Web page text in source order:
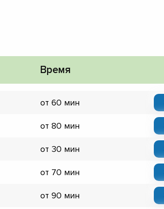
Время
от 60 мин
от 80 мин
от 30 мин
от 70 мин
от 90 мин